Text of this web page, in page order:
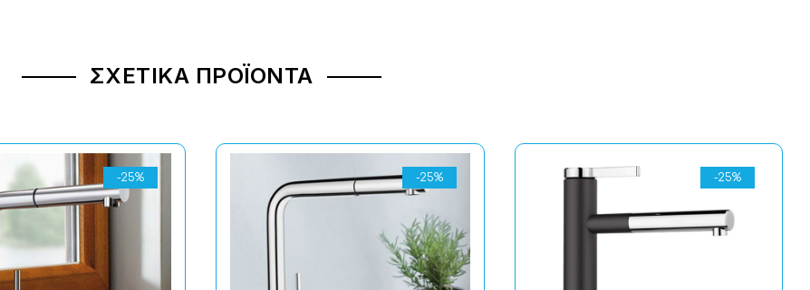
ΣΧΕΤΙΚΆ ΠΡΟΪΌΝΤΑ
-25% -25% -25%